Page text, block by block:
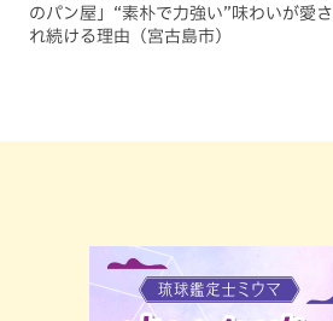
のパン屋」“素朴で力強い”味わいが愛さ
れ続ける理由（宮古島市）